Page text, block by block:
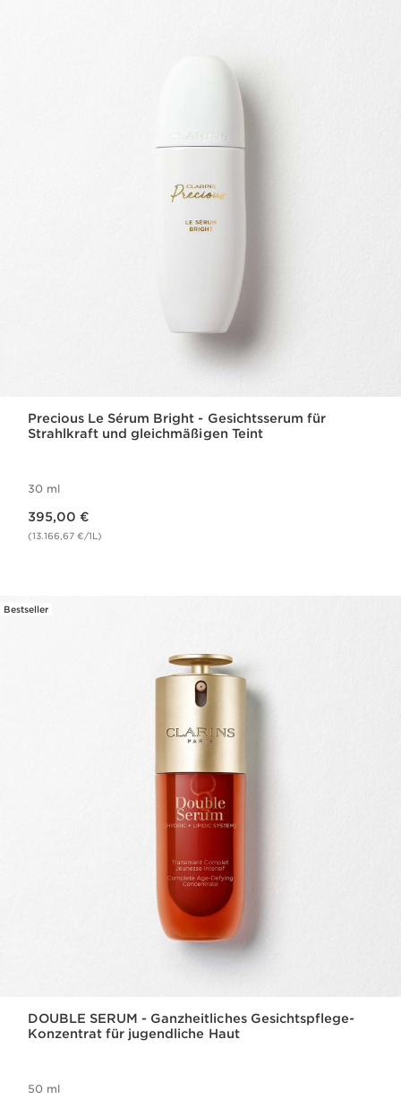
Precious Le Sérum Bright - Gesichtsserum für
Strahlkraft und gleichmäßigen Teint
30 ml
395,00 €
(13.166,67 €/1L)
Bestseller
DOUBLE SERUM - Ganzheitliches Gesichtspflege-
Konzentrat für jugendliche Haut
50 ml